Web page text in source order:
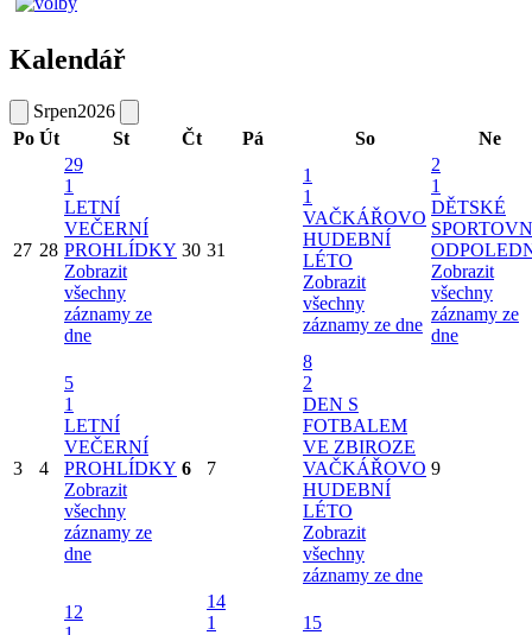
Kalendář
Srpen2026
Po Út St Čt Pá So Ne
27 28
29
1
LETNÍ
VEČERNÍ
PROHLÍDKY
Zobrazit
všechny
záznamy ze
dne
30 31
1
1
VAČKÁŘOVO
HUDEBNÍ
LÉTO
Zobrazit
všechny
záznamy ze dne
2
1
DĚTSKÉ
Zobrazit
všechny
záznamy ze
dne
3 4
5
1
LETNÍ
VEČERNÍ
PROHLÍDKY
Zobrazit
všechny
záznamy ze
dne
6 7
8
2
DEN S
FOTBALEM
VE ZBIROZE
VAČKÁŘOVO
HUDEBNÍ
LÉTO
Zobrazit
všechny
záznamy ze dne
9
12
14
1
15